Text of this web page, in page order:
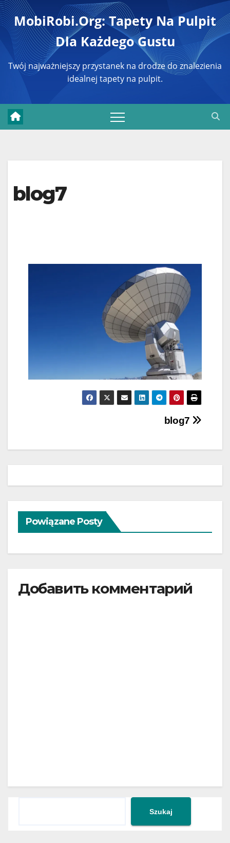
Перейти
к
содержимому
MobiRobi.org: Tapety Na Pulpit
Dla Każdego Gustu
Twój najważniejszy przystanek na drodze do znalezienia
idealnej tapety na pulpit.
blog7
по
blog7
Powiązane Posty
Добавить комментарий
Szukaj